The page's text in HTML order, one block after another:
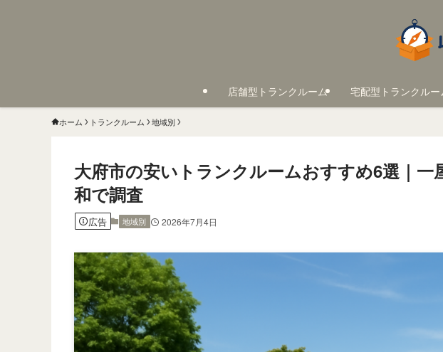
店舗型トランクルーム 宅配型トランクルー
ホーム トランクルーム 地域別
大府市の安いトランクルームおすすめ6選｜一
和で調査
広告 地域別 2026年7月4日